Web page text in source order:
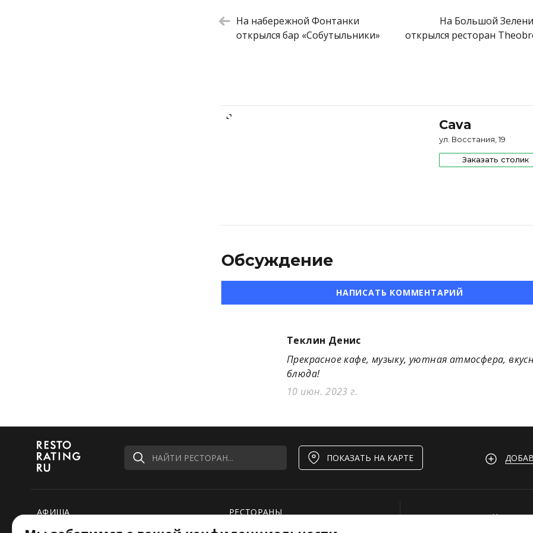
бокалами игристого
Токийский круассан с горячим ромово-кленовым сиропом
Овсяная каша с крем-чизом и ягодами
На набережной Фонтанки
открылся бар «Собутыльники»
На Большой
открылся ресторан
Cava
ул. Восстания, 19
Заказать столик
Обсуждение
НАПИСАТЬ КОММЕНТАРИЙ
Теклин Денис
Прекрасное кафе, музыку, уютная атмосфера,
блюда!
10 июн. 2023 г.
НАЙТИ РЕСТОРАН... ПОКАЗАТЬ НА КАРТЕ
АФИША
РЕСТОРАНЫ
Нашли